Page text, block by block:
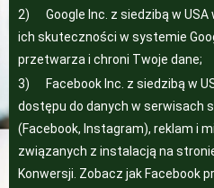
2) Google Inc. z siedzibą w USA
ich skuteczności w systemie
przetwarza i chroni Twoje dane;
3) Facebook Inc. z siedzibą w
dostępu do danych w serwisach
(Facebook, Instagram), reklam i
związanych z instalacją na
Konwersji. Zobacz jak Facebook